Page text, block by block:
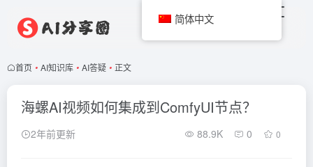
首页 • AI知识库 • AI答疑 • 正文
海螺AI视频如何集成到ComfyUI节点？
2年前更新 88.9K 0 0
简体中文